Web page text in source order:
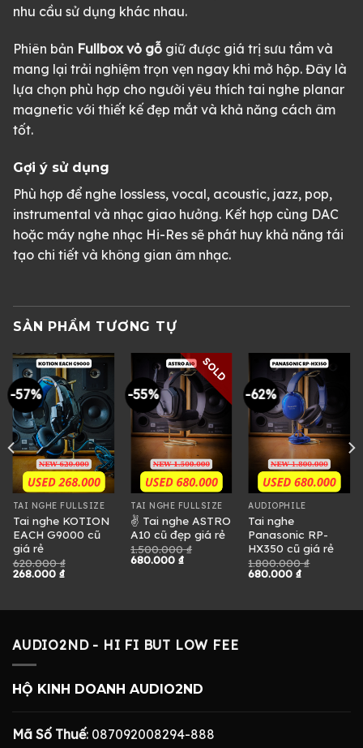
nhu cầu sử dụng khác nhau.
Phiên bản Fullbox vỏ gỗ giữ được giá trị sưu tầm và
mang lại trải nghiệm trọn vẹn ngay khi mở hộp. Đây là
lựa chọn phù hợp cho người yêu thích tai nghe planar
magnetic với thiết kế đẹp mắt và khả năng cách âm
tốt.
Gợi ý sử dụng
Phù hợp để nghe lossless, vocal, acoustic, jazz, pop,
instrumental và nhạc giao hưởng. Kết hợp cùng DAC
hoặc máy nghe nhạc Hi-Res sẽ phát huy khả năng tái
tạo chi tiết và không gian âm nhạc.
SẢN PHẨM TƯƠNG TỰ
-57%
TAI NGHE FULLSIZE
Tai nghe KOTION
EACH G9000 cũ
giá rẻ
620.000₫
Giá
268.000 ₫Giá
268.000 ₫.
-55%
SOLD
TAI NGHE FULLSIZE
✌ Tai nghe ASTRO
A10 cũ đẹp giá rẻ
1.500.000₫
Giá
680.000₫Giá
-62%
AUDIOPHILE
Tai nghe
Panasonic RP-
HX350 cũ giá rẻ
1.800.000₫
Giá
680.000₫Giá
680.000 ₫.
AUDIO2ND - HI FI BUT LOW FEE
HỘ KINH DOANH AUDIO2ND
Mã Số Thuế: 087092008294-888